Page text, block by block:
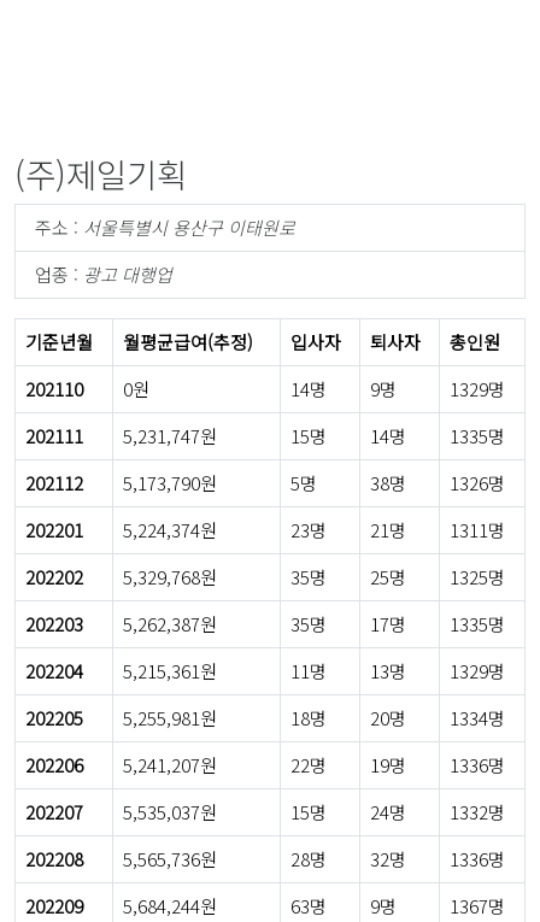
(주)제일기획
주소 : 서울특별시 용산구 이태원로
업종 : 광고 대행업
기준년월 월평균급여(추정) 입사자 퇴사자
총인원
202110
0원 14명 9명
1329명
202111
5,231,747원 15명 14명
1335명
202112
5,173,790원 5명 38명
1326명
202201
5,224,374원 23명 21명
1311명
202202
5,329,768원 35명 25명
1325명
202203
5,262,387원 35명 17명
1335명
202204
5,215,361원 11명 13명
1329명
202205
5,255,981원 18명 20명
1334명
202206
5,241,207원 22명 19명
1336명
202207
5,535,037원 15명 24명
1332명
202208
5,565,736원 28명 32명
1336명
202209
5,684,244원 63명 9명
1367명